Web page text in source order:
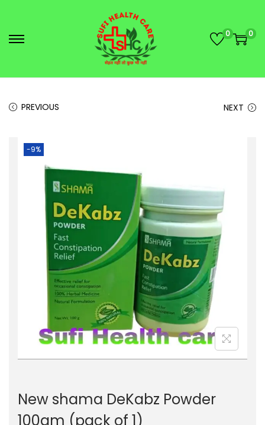
0 0
PREVIOUS NEXT
-9%
New shama DeKabz Powder
100gm (pack of 1)